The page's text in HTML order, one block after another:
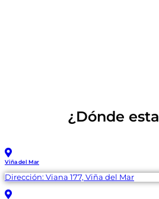
¿Dónde
Viña del Mar
Dirección: Viana 177, Viña del Mar